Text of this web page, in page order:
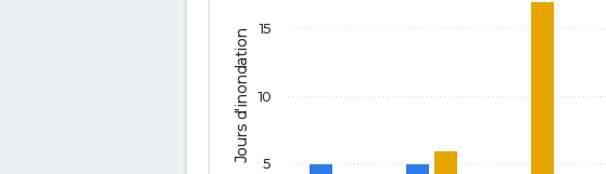
Jours d'inondation 5
10
15